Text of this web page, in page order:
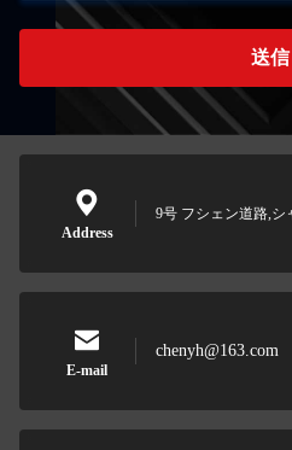
送信
Address
9号 フシェン道路,シ
E-mail
chenyh@163.com